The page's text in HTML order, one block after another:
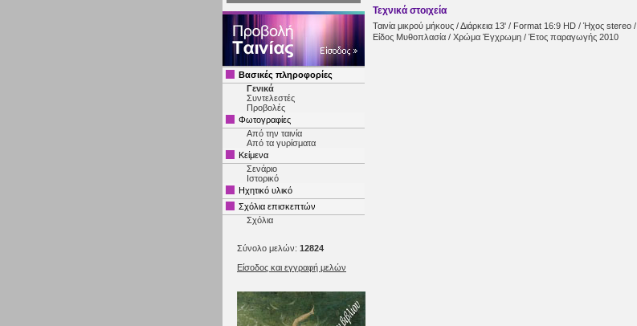
Βασικές πληροφορίες
Γενικά
Συντελεστές
Προβολές
Φωτογραφίες
Από την ταινία
Από τα γυρίσματα
Κείμενα
Σενάριο
Ιστορικό
Ηχητικό υλικό
Σχόλια επισκεπτών
Σχόλια
Σύνολο μελών: 12824
Είσοδος και εγγραφή μελών
Τεχνικά στοιχεία
Ταινία μικρού μήκους / Διάρκεια 13' / Format 16:9 HD / Ήχος stereo /
Είδος Μυθοπλασία / Χρώμα Έγχρωμη / Έτος παραγωγής 2010